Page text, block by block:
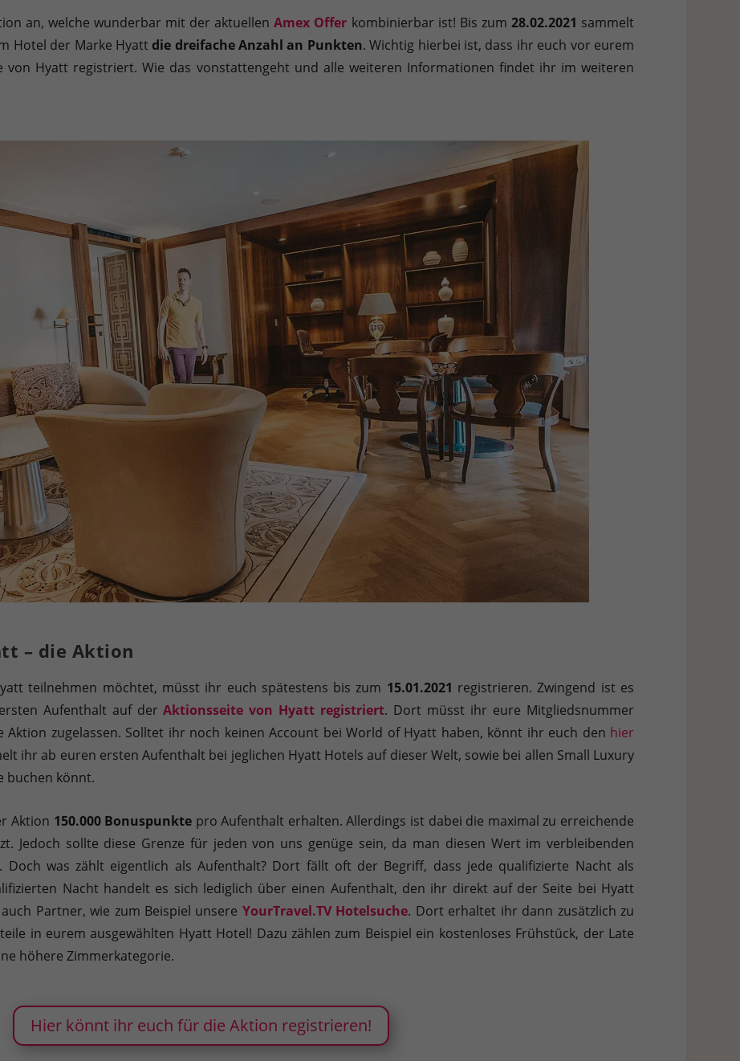
an, welche wunderbar mit der aktuellenAmex Offer kombinierbar ist! Bis zum 28.02.2021 sammelt
Hotel der Marke Hyatt die dreifache Anzahl an Punkten. Wichtig hierbei ist, dass ihr euch vor eurem
von Hyatt registriert. Wie das vonstattengeht und alle weiteren Informationen findet ihr im weiteren
– die Aktion
teilnehmen möchtet, müsst ihr euch spätestens bis zum 15.01.2021 registrieren. Zwingend ist es
Aufenthalt auf derAktionsseite von Hyatt registriert. Dort müsst ihr eure Mitgliedsnummer
zugelassen. Solltet ihr noch keinen Account bei World of Hyatt haben, könnt ihr euch den hier
ihr ab euren ersten Aufenthalt bei jeglichen Hyatt Hotels auf dieser Welt, sowie bei allen Small Luxury
buchen könnt.
Aktion 150.000 Bonuspunkte pro Aufenthalt erhalten. Allerdings ist dabei die maximal zu erreichende
Jedoch sollte diese Grenze für jeden von uns genüge sein, da man diesen Wert im verbleibenden
was zählt eigentlich als Aufenthalt? Dort fällt oft der Begriff, dass jede qualifizierte Nacht als
Nacht handelt es sich lediglich über einen Aufenthalt, den ihr direkt auf der Seite bei Hyatt
Partner, wie zum Beispiel unsere YourTravel.TV Hotelsuche. Dort erhaltet ihr dann zusätzlich zu
in eurem ausgewählten Hyatt Hotel! Dazu zählen zum Beispiel ein kostenloses Frühstück, der Late
höhere Zimmerkategorie.
Hier könnt ihr euch für die Aktion registrieren!
Cookie-Informationen anzeigen
uns zu verstehen, wie unsere Besucher unsere Website nutzen.
Cookie-Informationen anzeigen
blockiert. Wenn Cookies von externen Medien akzeptiert werden, bedarf der Zugriff auf diese Inhalte keiner manuellen Einwilligung mehr.
Cookie-Informationen anzeigen